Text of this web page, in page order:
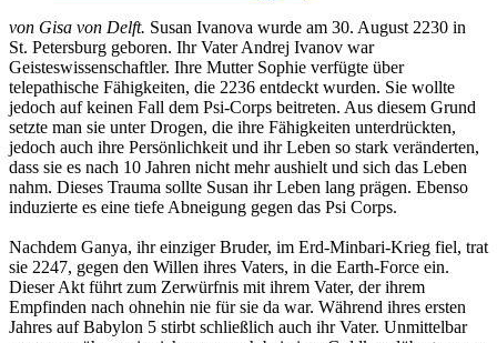
von Gisa von Delft. Susan Ivanova wurde am 30. August 2230 in
St. Petersburg geboren. Ihr Vater Andrej Ivanov war
Geisteswissenschaftler. Ihre Mutter Sophie verfügte über
telepathische Fähigkeiten, die 2236 entdeckt wurden. Sie wollte
jedoch auf keinen Fall dem Psi-Corps beitreten. Aus diesem Grund
setzte man sie unter Drogen, die ihre Fähigkeiten unterdrückten,
jedoch auch ihre Persönlichkeit und ihr Leben so stark veränderten,
dass sie es nach 10 Jahren nicht mehr aushielt und sich das Leben
nahm. Dieses Trauma sollte Susan ihr Leben lang prägen. Ebenso
induzierte es eine tiefe Abneigung gegen das Psi Corps.
Nachdem Ganya, ihr einziger Bruder, im Erd-Minbari-Krieg fiel, trat
sie 2247, gegen den Willen ihres Vaters, in die Earth-Force ein.
Dieser Akt führt zum Zerwürfnis mit ihrem Vater, der ihrem
Empfinden nach ohnehin nie für sie da war. Während ihres ersten
Jahres auf Babylon 5 stirbt schließlich auch ihr Vater. Unmittelbar